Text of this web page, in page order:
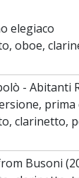
elegiaco
oboe,
- Abitanti
clarinetto,
Busoni